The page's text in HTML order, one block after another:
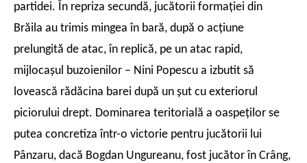
partidei. În repriza secundă, jucătorii formaţiei din
Brăila au trimis mingea în bară, după o acţiune
prelungită de atac, în replică, pe un atac rapid,
mijlocaşul buzoienilor – Nini Popescu a izbutit să
lovească rădăcina barei după un şut cu exteriorul
piciorului drept. Dominarea teritorială a oaspeţilor se
putea concretiza într-o victorie pentru jucătorii lui
Pânzaru, dacă Bogdan Ungureanu, fost jucător în Crâng,